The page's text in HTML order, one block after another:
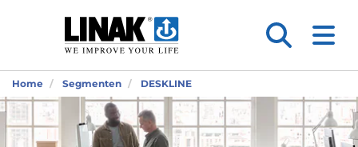
Home Segmenten DESKLINE